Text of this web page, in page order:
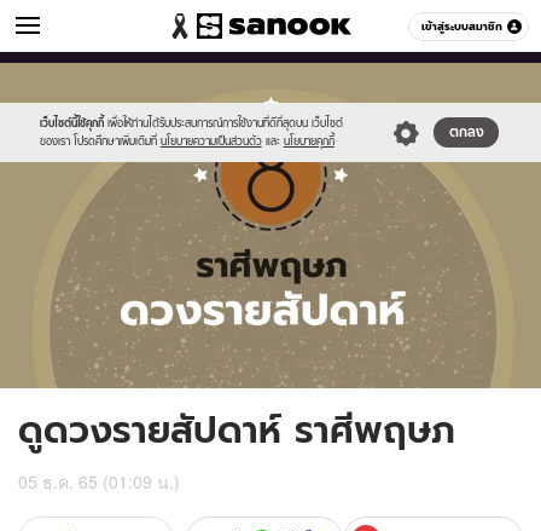
เข้าสู่ระบบสมาชิก
ดูดวง หมวดอื่นๆ
เว็บไซต์นี้ใช้คุกกี้ เพื่อให้ท่านได้รับประสบการณ์การใช้งานที่ดีที่สุดบน เว็บไซต์
ของเรา โปรดศึกษาเพิ่มเติมที่ นโยบายความเป็นส่วนตัว และ นโยบายคุกกี้
ตกลง
new-
sanook.png
horoscope-
taurus_zodia.jpg
ดูดวงรายสัปดาห์ ราศีพฤษภ
05 ธ.ค. 65 (01:09 น.)